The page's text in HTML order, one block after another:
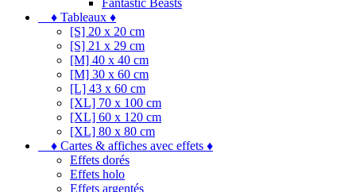
Fantastic Beasts
♦ Tableaux ♦
[S] 20 x 20 cm
[S] 21 x 29 cm
[M] 40 x 40 cm
[M] 30 x 60 cm
[L] 43 x 60 cm
[XL] 70 x 100 cm
[XL] 60 x 120 cm
[XL] 80 x 80 cm
♦ Cartes & affiches avec effets ♦
Effets dorés
Effets holo
Effets argentés